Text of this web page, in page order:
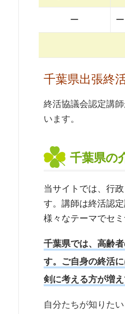
ー ー
千葉県出張終
終活協議会認定講
います。
千葉県の
当サイトでは、行
す。講師は終活認
様々なテーマでセ
千葉県では、高齢
す。ご自身の終活
剣に考える方が増え
自分たちが知りた